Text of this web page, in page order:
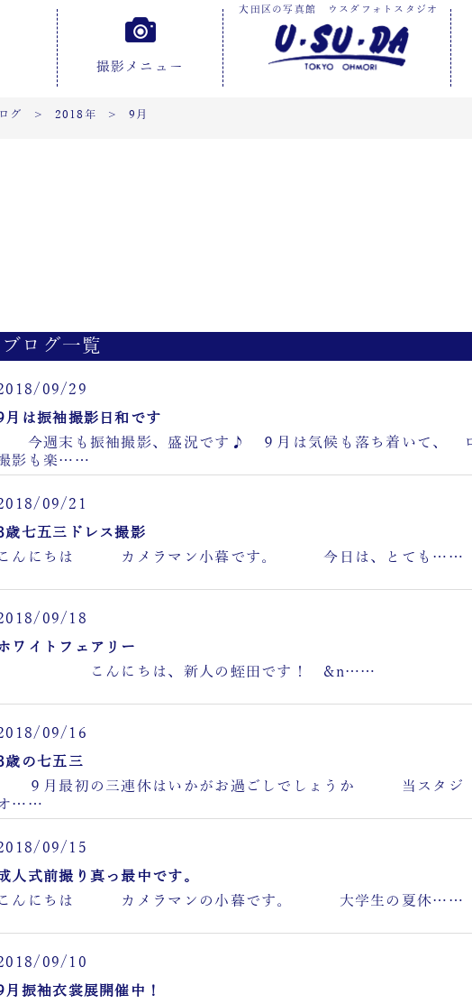
大田区の写真館 ウスダフォトスタジオ
撮影メニュー
グ > 2018年 > 9月
ログ一覧
09/29
月は振袖撮影日和です
今週末も振袖撮影、盛況です♪ ９月は気候も落ち着いて、
影も楽……
09/21
歳七五三ドレス撮影
こんにちは カメラマン小暮です。 今日は、とても……
09/18
ワイトフェアリー
こんにちは、新人の蛭田です！ &n……
09/16
歳の七五三
９月最初の三連休はいかがお過ごしでしょうか 当スタジ
……
09/15
人式前撮り真っ最中です。
こんにちは カメラマンの小暮です。 大学生の夏休……
09/10
月振袖衣裳展開催中！